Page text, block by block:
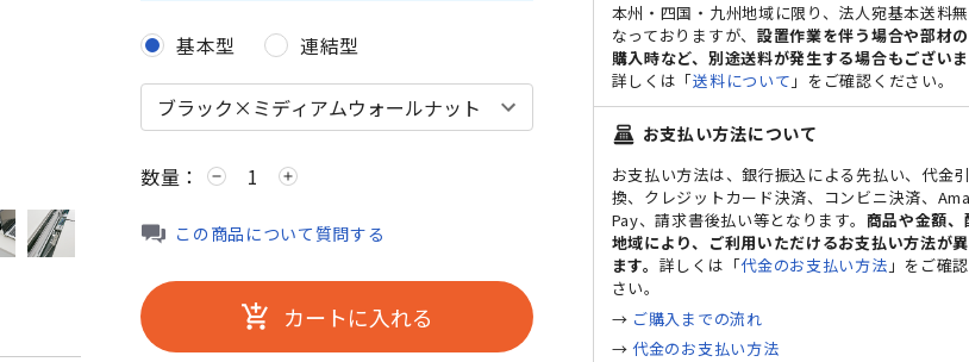
ブラック×ダークウォールナット（基本型） ホワイト×ミディアム
基本型 連結型
数量： remove add
この商品について質問する
add_shopping_cart カートに入れる
本州・四国・九州地域に限り、法人宛基本送料
なっておりますが、 設置作業を伴う場合や部材
購入時など、別途送料が発生する場合もござい
詳しくは「送料について 」をご確認ください。
point_of_sale お支払い方法について
お支払い方法は、銀行振込による先払い、代金
換、クレジットカード決済、コンビニ決済、
Pay、請求書後払い等となります。 商品や金額、
地域により、ご利用いただけるお支払い方法が
ます。 詳しくは「代金のお支払い方法 」をご確
さい。
→ ご購入までの流れ
→代金のお支払い方法